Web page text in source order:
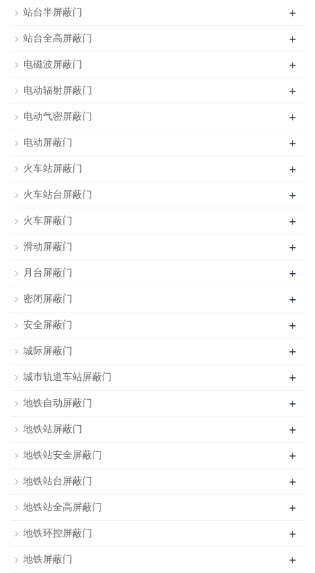
站台半屏蔽门 +
站台全高屏蔽门 +
电磁波屏蔽门 +
电动辐射屏蔽门 +
电动气密屏蔽门 +
电动屏蔽门 +
火车站屏蔽门 +
火车站台屏蔽门 +
火车屏蔽门 +
滑动屏蔽门 +
月台屏蔽门 +
密闭屏蔽门 +
安全屏蔽门 +
城际屏蔽门 +
城市轨道车站屏蔽门 +
地铁自动屏蔽门 +
地铁站屏蔽门 +
地铁站安全屏蔽门 +
地铁站台屏蔽门 +
地铁站全高屏蔽门 +
地铁环控屏蔽门 +
地铁屏蔽门 +